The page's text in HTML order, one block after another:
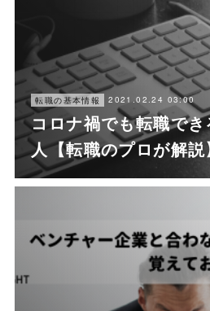
転職の基本情報 2021.02.24 03:00
コロナ禍でも転職で
人【転職のプロが解説